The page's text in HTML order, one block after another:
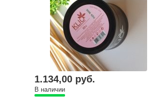
1.134,00 руб.
В наличии